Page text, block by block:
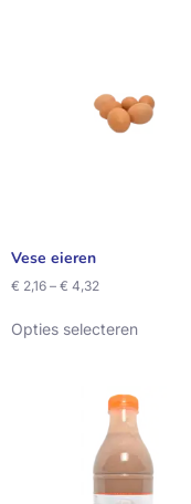
Vese eieren
€ 2,16 – € 4,32
Opties selecteren